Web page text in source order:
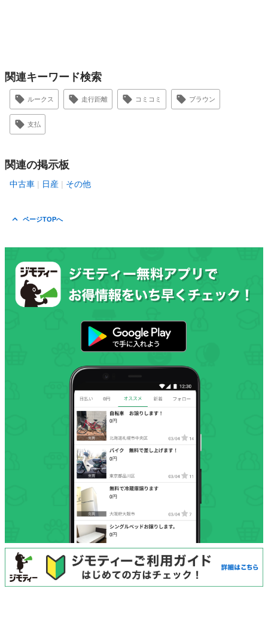
関連キーワード検索
ルークス 走行距離 コミコミ ブラウン
支払
関連の掲示板
中古車 日産 その他
ページTOPへ